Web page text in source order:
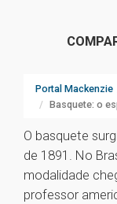
Portal Mackenzie
Basquete: o
O basquete
de 1891. No
modalidade
professor